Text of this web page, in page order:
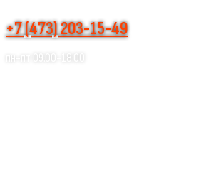
+7 (473) 203-15-49
пн-пт 09.00-18.00